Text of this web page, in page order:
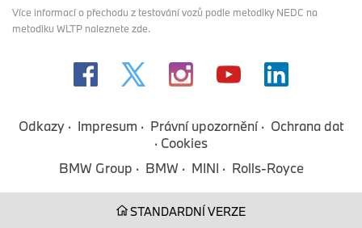
Více informací o přechodu z testování vozů podle metodiky NEDC na
metodiku WLTP naleznete zde.
Odkazy Impresum Právní upozornění
Ochrana dat
Cookies
BMW Group
BMW MINI Rolls-Royce
STANDARDNÍ VERZE